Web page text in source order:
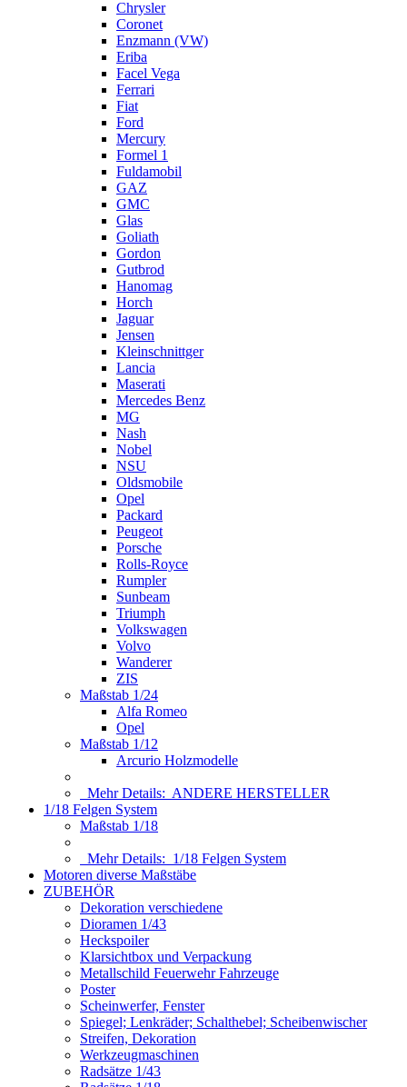
Chrysler
Coronet
Enzmann (VW)
Eriba
Facel Vega
Ferrari
Fiat
Ford
Mercury
Formel 1
Fuldamobil
GAZ
GMC
Glas
Goliath
Gordon
Gutbrod
Hanomag
Horch
Jaguar
Jensen
Kleinschnittger
Lancia
Maserati
Mercedes Benz
MG
Nash
Nobel
NSU
Oldsmobile
Opel
Packard
Peugeot
Porsche
Rolls-Royce
Rumpler
Sunbeam
Triumph
Volkswagen
Volvo
Wanderer
ZIS
Maßstab 1/24
Alfa Romeo
Opel
Maßstab 1/12
Arcurio Holzmodelle
Mehr Details: ANDERE HERSTELLER
1/18 Felgen System
Maßstab 1/18
Mehr Details: 1/18 Felgen System
Motoren diverse Maßstäbe
ZUBEHÖR
Dekoration verschiedene
Dioramen 1/43
Heckspoiler
Klarsichtbox und Verpackung
Metallschild Feuerwehr Fahrzeuge
Poster
Scheinwerfer, Fenster
Spiegel; Lenkräder; Schalthebel; Scheibenwischer
Streifen, Dekoration
Werkzeugmaschinen
Radsätze 1/43